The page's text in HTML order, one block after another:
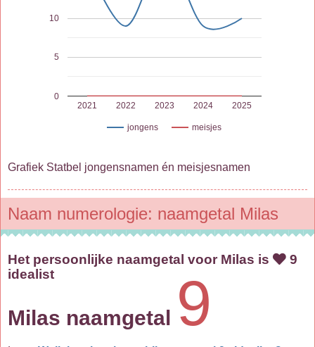
jongens meisjes
2021 2022 2023 2024 2025
0
5
10
Grafiek Statbel jongensnamen én meisjesnamen
Naam numerologie: naamgetal Milas
Het persoonlijke naamgetal voor Milas is
9
idealist
Milas naamgetal 9